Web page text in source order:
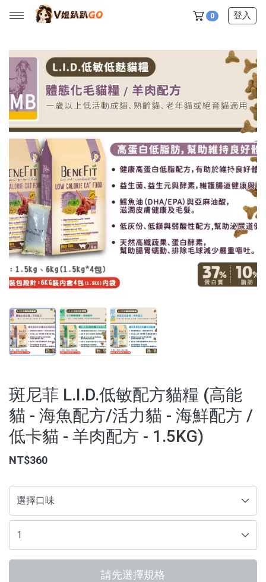
0 登入
所有產品
【V姐團購專屬優惠】
【春季下殺特賣】
【新品上市】
【美髮護理】
【服飾內著】
【居家生活】
【營養保健】
【3C家電/周邊】
【寵物用品】
【能量水晶】
服務/政策
斑尼菲 L.I.D.低敏配方貓糧 (高能
貓 - 海魚配方/活力貓 - 海鮮配方 /
低卡貓 - 羊肉配方 - 1.5KG)
NT$360
請先選擇規格